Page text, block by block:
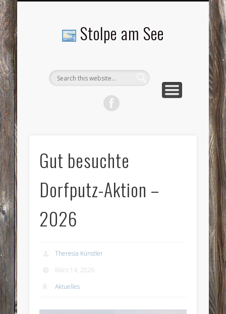
Stolpe am See
Gut besuchte
Dorfputz-Aktion –
2026
Theresia Künstler
März 14, 2026
Aktuelles